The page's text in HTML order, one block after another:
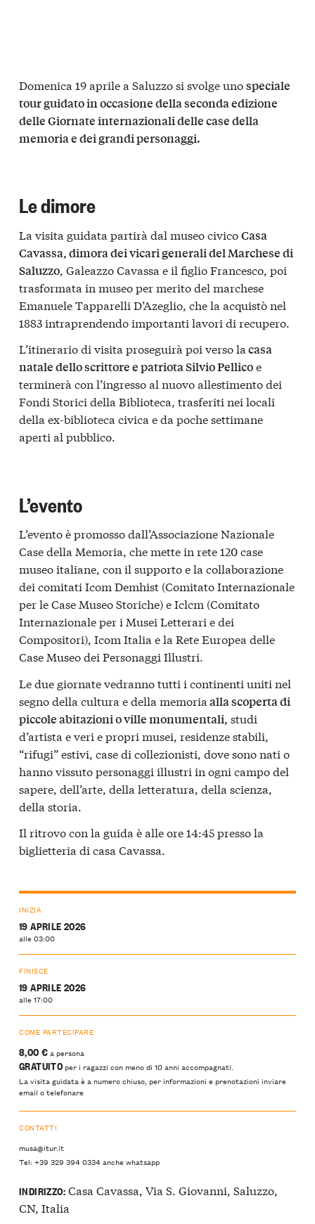
Domenica 19 aprile a Saluzzo si svolge unospeciale
tour guidato in occasione della seconda edizione
delle Giornate internazionali delle case della
memoria e dei grandi personaggi.
Le dimore
La visita guidata partirà dal museo civicoCasa
Cavassa, dimora dei vicari generali del Marchese di
Saluzzo , Galeazzo Cavassa e il figlio Francesco, poi
trasformata in museo per merito del marchese
Emanuele Tapparelli D’Azeglio, che la acquistò nel
1883 intraprendendo importanti lavori di recupero.
L’itinerario di visita proseguirà poi verso la casa
natale dello scrittore e patriota Silvio Pellicoe
terminerà con l’ingresso al nuovo allestimento dei
Fondi Storici della Biblioteca, trasferiti nei locali
della ex-biblioteca civica e da poche settimane
aperti al pubblico.
L’evento
L’evento è promosso dall’Associazione Nazionale
Case della Memoria, che mette in rete 120 case
museo italiane, con il supporto e la collaborazione
dei comitati Icom Demhist (Comitato Internazionale
per le Case Museo Storiche) e Iclcm (Comitato
Internazionale per i Musei Letterari e dei
Compositori), Icom Italia e la Rete Europea delle
Case Museo dei Personaggi Illustri.
Le due giornate vedranno tutti i continenti uniti nel
segno della cultura e della memoria alla scoperta di
piccole abitazioni o ville monumentali, studi
d’artista e veri e propri musei, residenze stabili,
“rifugi” estivi, case di collezionisti, dove sono nati o
hanno vissuto personaggi illustri in ogni campo del
sapere, dell’arte, della letteratura, della scienza,
della storia.
Il ritrovo con la guida è alle ore 14:45 presso la
biglietteria di casa Cavassa.
INIZIA
19 APRILE 2026
alle 03:00
FINISCE
19 APRILE 2026
alle 17:00
COME PARTECIPARE
8,00 €a persona
GRATUITOper i ragazzi con meno di 10 anni accompagnati.
La visita guidata è a numero chiuso, per informazioni e prenotazioni inviare
email o telefonare
CONTATTI
musa@itur.it
Tel: +39 329 394 0334 anche whatsapp
INDIRIZZO:Casa Cavassa, Via S. Giovanni, Saluzzo,
CN, Italia